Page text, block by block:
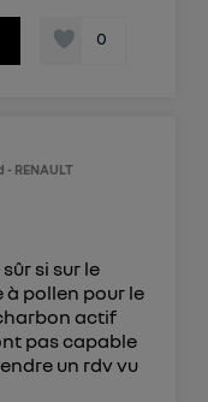
0
RENAULT
si sur le
à pollen pour le
actif
pas capable
un rdv vu